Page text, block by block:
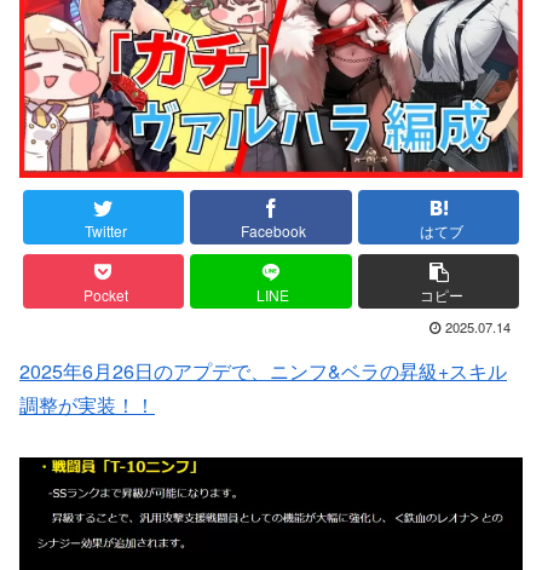
Twitter Facebook はてブ
Pocket LINE コピー
2025.07.14
2025年6月26日のアプデで、ニンフ&ベラの昇級+スキル
調整が実装！！